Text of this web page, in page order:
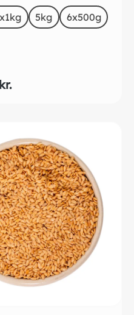
is currently unavailable.)
5kg 6x500g(This